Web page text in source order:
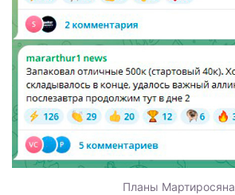
Планы Мартиросяна